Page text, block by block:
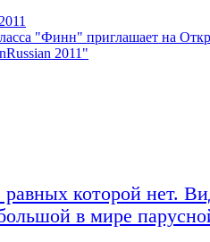
"Финн" приглашает на
2011"
которой нет.
в мире